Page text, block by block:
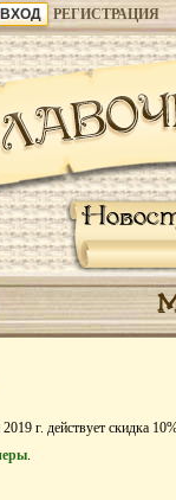
РЕГИСТРАЦИЯ
г. действует скидка
.